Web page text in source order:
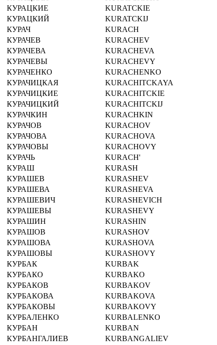
КУРАЦКИЕ
KURATCKIE
КУРАЦКИЙ
KURATCKIJ
КУРАЧ
KURACH
КУРАЧЕВ
KURACHEV
КУРАЧЕВА
KURACHEVA
КУРАЧЕВЫ
KURACHEVY
КУРАЧЕНКО
KURACHENKO
КУРАЧИЦКАЯ
KURACHITCKAYA
КУРАЧИЦКИЕ
KURACHITCKIE
КУРАЧИЦКИЙ
KURACHITCKIJ
КУРАЧКИН
KURACHKIN
КУРАЧОВ
KURACHOV
КУРАЧОВА
KURACHOVA
КУРАЧОВЫ
KURACHOVY
КУРАЧЬ
KURACH'
КУРАШ
KURASH
КУРАШЕВ
KURASHEV
КУРАШЕВА
KURASHEVA
КУРАШЕВИЧ
KURASHEVICH
КУРАШЕВЫ
KURASHEVY
КУРАШИН
KURASHIN
КУРАШОВ
KURASHOV
КУРАШОВА
KURASHOVA
КУРАШОВЫ
KURASHOVY
КУРБАК
KURBAK
КУРБАКО
KURBAKO
КУРБАКОВ
KURBAKOV
КУРБАКОВА
KURBAKOVA
КУРБАКОВЫ
KURBAKOVY
КУРБАЛЕНКО
KURBALENKO
КУРБАН
KURBAN
КУРБАНГАЛИЕВ
KURBANGALIEV